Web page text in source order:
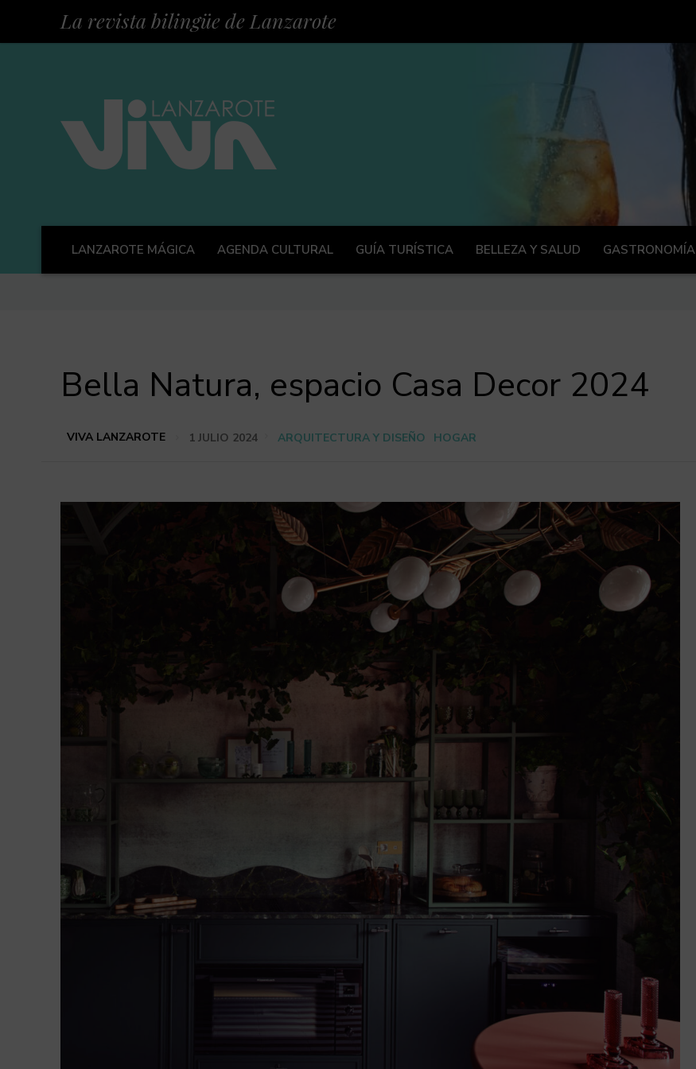
La revista bilingüe de Lanzarote
LANZAROTE MÁGICA AGENDA CULTURAL GUÍA TURÍSTICA BELLEZA Y SALUD GASTRONOMÍA
Bella Natura, espacio Casa Decor 2024
VIVA LANZAROTE 1 JULIO 2024 ARQUITECTURA Y DISEÑO HOGAR